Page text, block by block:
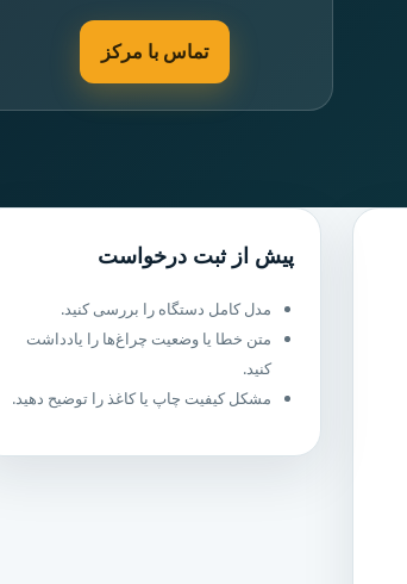
تماس با مرکز
پیش از ثبت درخواست
مدل کامل دستگاه را بررسی کنید.
متن خطا یا وضعیت چراغ‌ها را یادداشت
کنید.
مشکل کیفیت چاپ یا کاغذ را توضیح دهید.